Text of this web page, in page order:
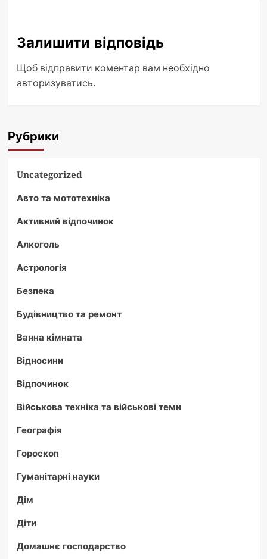
Залишити відповідь
Щоб відправити коментар вам необхідно
авторизуватись.
Рубрики
Uncategorized
Авто та мототехніка
Активний відпочинок
Алкоголь
Астрологія
Безпека
Будівництво та ремонт
Ванна кімната
Відносини
Відпочинок
Військова техніка та військові теми
Географія
Гороскоп
Гуманітарні науки
Дім
Діти
Домашнє господарство